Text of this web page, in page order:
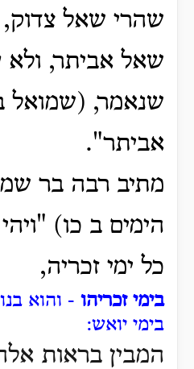
שהרי שאל צדוק,
שאל אביתר, ולא
שנאמר, (שמואל
אביתר".
מתיב רבה בר
הימים ב כו)
כל ימי זכריה,
בימי זכריהו - והוא
בימי יואש:
המבין בראות